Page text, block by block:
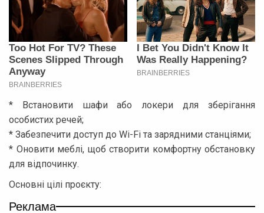
* Встановити шафи або локери для зберігання
особистих речей;
* Забезпечити доступ до Wi-Fi та зарядними станціями;
* Оновити меблі, щоб створити комфортну обстановку
для відпочинку.
Основні цілі проєкту:
Реклама